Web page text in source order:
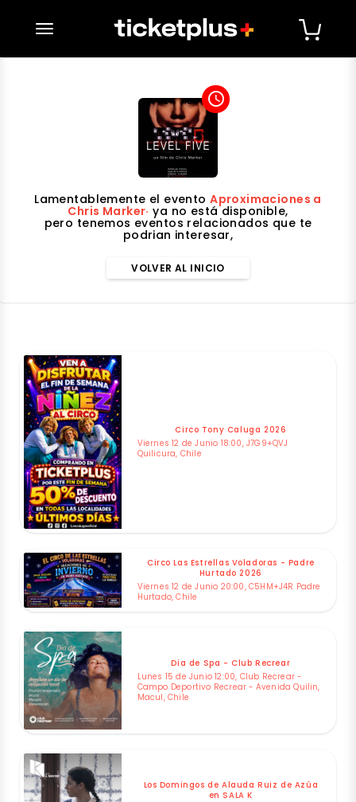
desplegar navegación
access_time
Lamentablemente el eventoAproximaciones a
Chris Marker· ya no está disponible,
pero tenemos eventos relacionados que te
podrian interesar,
VOLVER AL INICIO
Circo Tony Caluga 2026
Viernes 12 de Junio 18:00, J7G9+QVJ
Quilicura, Chile
Circo Las Estrellas Voladoras - Padre
Hurtado 2026
Viernes 12 de Junio 20:00, C5HM+J4R Padre
Hurtado, Chile
Dia de Spa - Club Recrear
Lunes 15 de Junio 12:00, Club Recrear -
Campo Deportivo Recrear - Avenida Quilin,
Macul, Chile
Los Domingos de Alauda Ruiz de Azúa
en SALA K